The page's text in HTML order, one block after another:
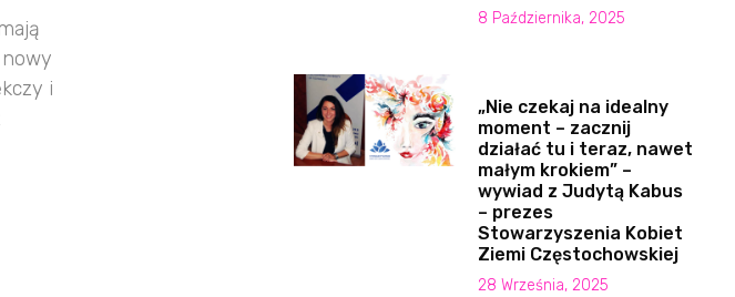
i
8 Października, 2025
„Nie czekaj na idealny
moment – zacznij
działać tu i teraz, nawet
małym krokiem” –
wywiad z Judytą Kabus
– prezes
Stowarzyszenia Kobiet
Ziemi Częstochowskiej
28 Września, 2025